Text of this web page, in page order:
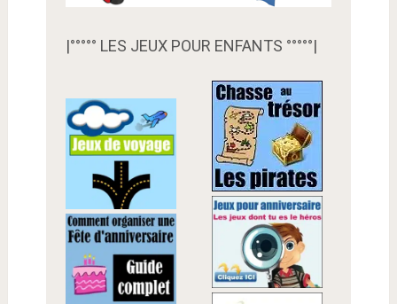
|°°°°° LES JEUX POUR ENFANTS °°°°°|